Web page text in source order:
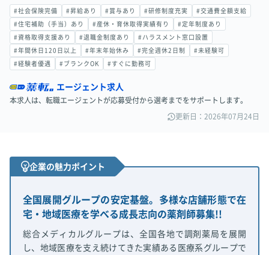
#社会保険完備 #昇給あり #賞与あり #研修制度充実 #交通費全額支給
#住宅補助（手当）あり #産休・育休取得実績有り #定年制度あり
#資格取得支援あり #退職金制度あり #ハラスメント窓口設置
#年間休日120日以上 #年末年始休み #完全週休2日制 #未経験可
#経験者優遇 #ブランクOK #すぐに勤務可
エージェント求人
本求人は、転職エージェントが応募受付から選考までをサポートします。
更新日：2026年07月24日
企業の魅力ポイント
全国展開グループの安定基盤。多様な店舗形態で在
宅・地域医療を学べる成長志向の薬剤師募集!!
総合メディカルグループは、全国各地で調剤薬局を展開
し、地域医療を支え続けてきた実績ある医療系グループで